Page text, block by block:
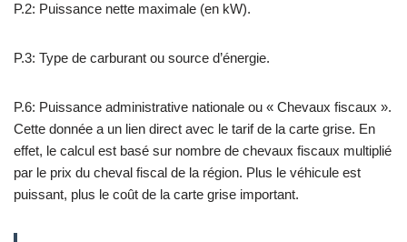
P.2: Puissance nette maximale (en kW).
P.3: Type de carburant ou source d’énergie.
P.6: Puissance administrative nationale ou « Chevaux fiscaux ».
Cette donnée a un lien direct avec le tarif de la carte grise. En
effet, le calcul est basé sur nombre de chevaux fiscaux multiplié
par le prix du cheval fiscal de la région. Plus le véhicule est
puissant, plus le coût de la carte grise important.